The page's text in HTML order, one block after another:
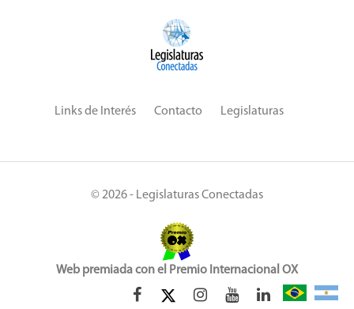
Links de Interés Contacto Legislaturas
© 2026 - Legislaturas Conectadas
Web premiada con el Premio Internacional OX